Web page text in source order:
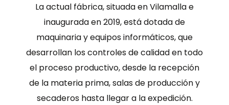
La actual fábrica, situada en Vilamalla e
inaugurada en 2019, está dotada de
maquinaria y equipos informáticos, que
desarrollan los controles de calidad en todo
el proceso productivo, desde la recepción
de la materia prima, salas de producción y
secaderos hasta llegar a la expedición.